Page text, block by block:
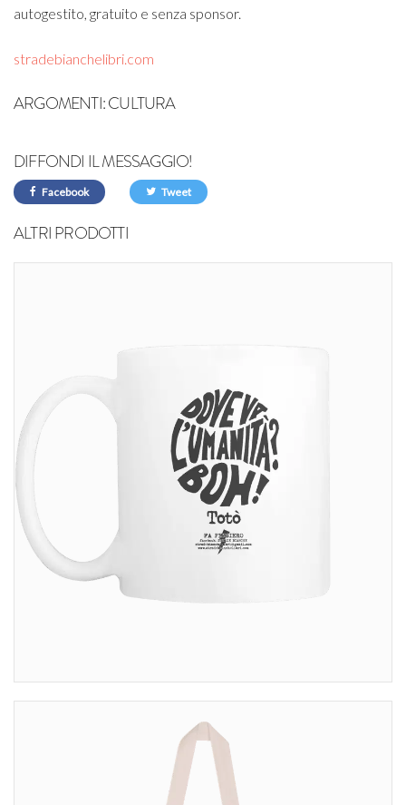
autogestito, gratuito e senza sponsor.
stradebianchelibri.com
ARGOMENTI:CULTURA
DIFFONDI IL MESSAGGIO!
Facebook Tweet
ALTRI PRODOTTI